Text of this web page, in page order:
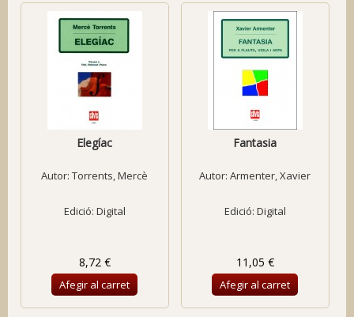
Elegíac
Autor:Torrents, Mercè
Edició: Digital
8,72 €
Afegir al carret
Fantasia
Autor:Armenter, Xavier
Edició: Digital
11,05 €
Afegir al carret